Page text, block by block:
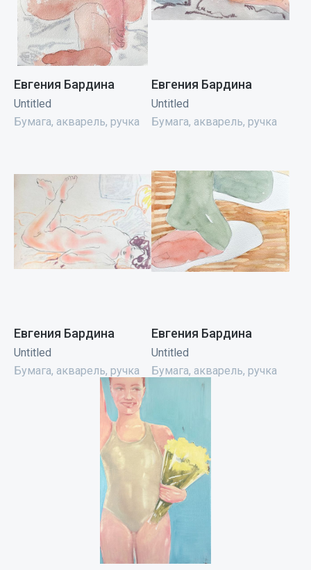
Евгения Бардина
Untitled
Бумага, акварель, ручка
Евгения Бардина
Untitled
Бумага, акварель, ручка
Евгения Бардина
Untitled
Бумага, акварель, ручка
Евгения Бардина
Untitled
Бумага, акварель, ручка